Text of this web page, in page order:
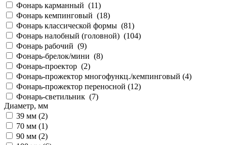
Фонарь карманный (11)
Фонарь кемпинговый (18)
Фонарь классической формы (81)
Фонарь налобный (головной) (104)
Фонарь рабочий (9)
Фонарь-брелок/мини (8)
Фонарь-проектор (2)
Фонарь-прожектор многофункц./кемпинговый (4)
Фонарь-прожектор переносной (12)
Фонарь-светильник (7)
Диаметр, мм
39 мм (2)
70 мм (1)
90 мм (2)